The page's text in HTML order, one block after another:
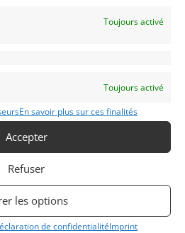
Toujours activé
Toujours activé
En savoir plus sur ces finalités
Accepter
Refuser
les options
de confidentialitéImprint
1 187 vues
livrée rouge avec un
Pour plus de
pas à nous contacter.